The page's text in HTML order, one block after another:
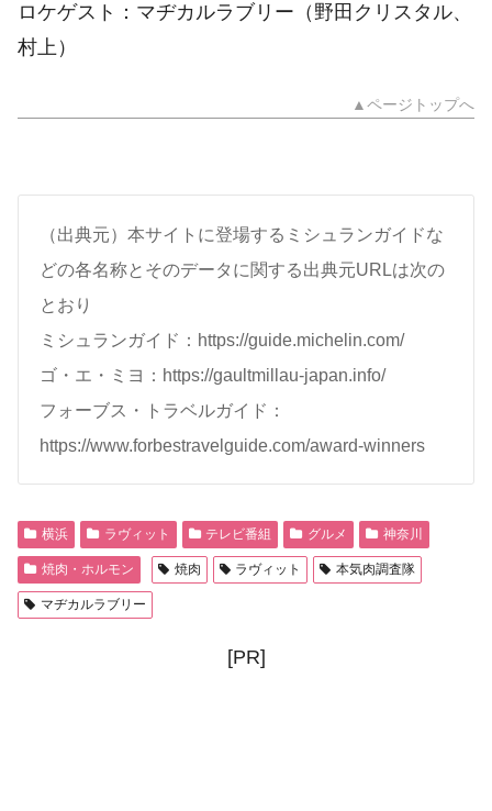
ロケゲスト：マヂカルラブリー（野田クリスタル、
村上）
▲ページトップへ
（出典元）本サイトに登場するミシュランガイドな
どの各名称とそのデータに関する出典元URLは次の
とおり
ミシュランガイド：https://guide.michelin.com/
ゴ・エ・ミヨ：https://gaultmillau-japan.info/
フォーブス・トラベルガイド：
https://www.forbestravelguide.com/award-winners
横浜 ラヴィット テレビ番組 グルメ 神奈川
焼肉・ホルモン 焼肉 ラヴィット 本気肉調査隊
マヂカルラブリー
[PR]